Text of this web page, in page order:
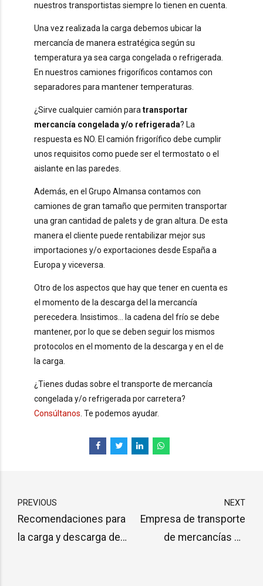
nuestros transportistas siempre lo tienen en cuenta.
Una vez realizada la carga debemos ubicar la
mercancía de manera estratégica según su
temperatura ya sea carga congelada o refrigerada.
En nuestros camiones frigoríficos contamos con
separadores para mantener temperaturas.
¿Sirve cualquier camión para transportar
mercancía congelada y/o refrigerada? La
respuesta es NO. El camión frigorífico debe cumplir
unos requisitos como puede ser el termostato o el
aislante en las paredes.
Además, en el Grupo Almansa contamos con
camiones de gran tamaño que permiten transportar
una gran cantidad de palets y de gran altura. De esta
manera el cliente puede rentabilizar mejor sus
importaciones y/o exportaciones desde España a
Europa y viceversa.
Otro de los aspectos que hay que tener en cuenta es
el momento de la descarga del la mercancía
perecedera. Insistimos… la cadena del frío se debe
mantener, por lo que se deben seguir los mismos
protocolos en el momento de la descarga y en el de
la carga.
¿Tienes dudas sobre el transporte de mercancía
congelada y/o refrigerada por carretera?
Consúltanos . Te podemos ayudar.
PREVIOUS
Recomendaciones para
la carga y descarga de
NEXT
Empresa de transporte
de mercancías en